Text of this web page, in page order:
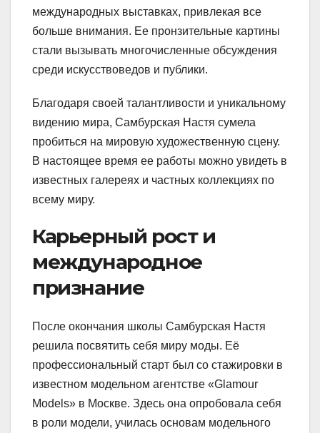
международных выставках, привлекая все
больше внимания. Ее пронзительные картины
стали вызывать многочисленные обсуждения
среди искусствоведов и публики.
Благодаря своей талантливости и уникальному
видению мира, Самбурская Настя сумела
пробиться на мировую художественную сцену.
В настоящее время ее работы можно увидеть в
известных галереях и частных коллекциях по
всему миру.
Карьерный рост и
международное
признание
После окончания школы Самбурская Настя
решила посвятить себя миру моды. Её
профессиональный старт был со стажировки в
известном модельном агентстве «Glamour
Models» в Москве. Здесь она опробовала себя
в роли модели, училась основам модельного